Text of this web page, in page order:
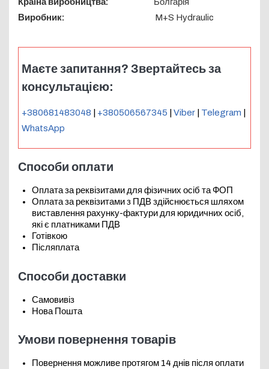
Країна виробництва:
Болгарія
Виробник:
M+S Hydraulic
Маєте запитання? Звертайтесь за
консультацією:
+380681483048 +380506567345 Viber Telegram
WhatsApp
Способи оплати
Оплата за реквізитами для фізичних осіб та ФОП
Оплата за реквізитами з ПДВ здійснюється шляхом
виставлення рахунку-фактури для юридичних осіб,
які є платниками ПДВ
Готівкою
Післяплата
Способи доставки
Самовивіз
Нова Пошта
Умови повернення товарів
Повернення можливе протягом 14 днів після оплати